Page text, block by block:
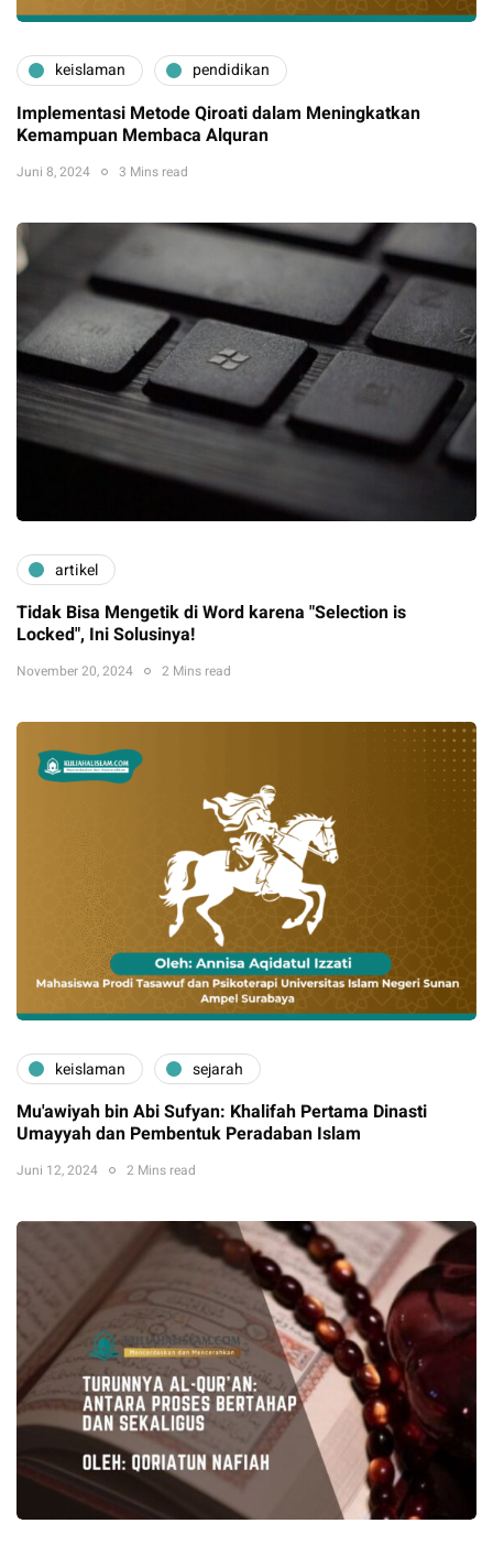
keislaman pendidikan
Implementasi Metode Qiroati dalam Meningkatkan
Kemampuan Membaca Alquran
Juni 8, 2024 3 Mins read
artikel
Tidak Bisa Mengetik di Word karena "Selection is
Locked", Ini Solusinya!
November 20, 2024 2 Mins read
keislaman sejarah
Mu'awiyah bin Abi Sufyan: Khalifah Pertama Dinasti
Umayyah dan Pembentuk Peradaban Islam
Juni 12, 2024 2 Mins read